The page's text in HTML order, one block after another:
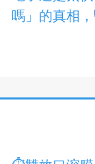
嗎」的真相